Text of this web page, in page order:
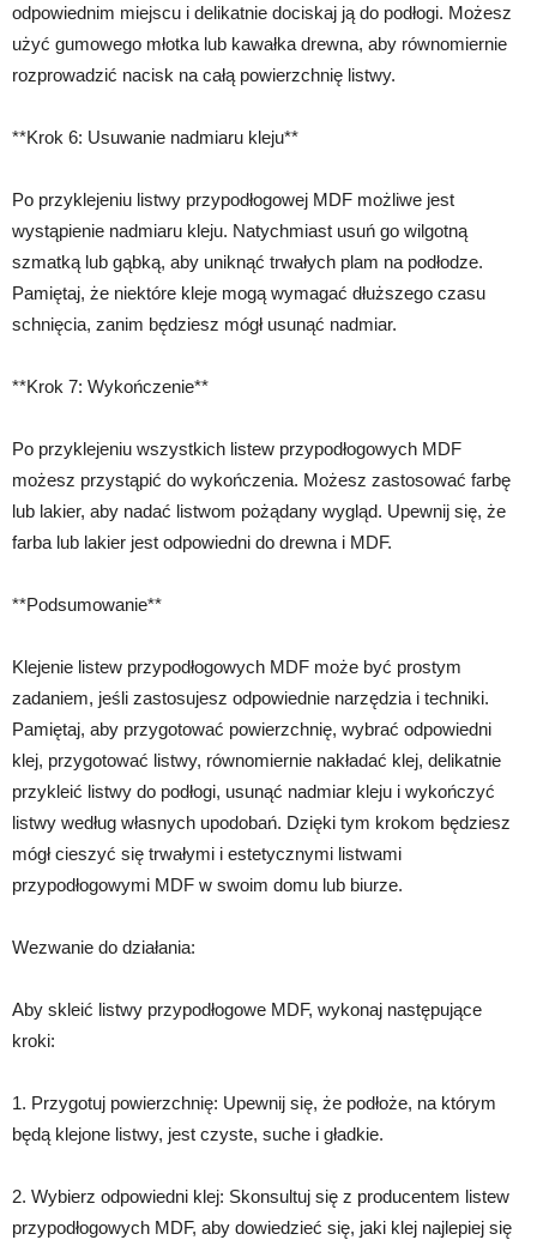
odpowiednim miejscu i delikatnie dociskaj ją do podłogi. Możesz
użyć gumowego młotka lub kawałka drewna, aby równomiernie
rozprowadzić nacisk na całą powierzchnię listwy.
**Krok 6: Usuwanie nadmiaru kleju**
Po przyklejeniu listwy przypodłogowej MDF możliwe jest
wystąpienie nadmiaru kleju. Natychmiast usuń go wilgotną
szmatką lub gąbką, aby uniknąć trwałych plam na podłodze.
Pamiętaj, że niektóre kleje mogą wymagać dłuższego czasu
schnięcia, zanim będziesz mógł usunąć nadmiar.
**Krok 7: Wykończenie**
Po przyklejeniu wszystkich listew przypodłogowych MDF
możesz przystąpić do wykończenia. Możesz zastosować farbę
lub lakier, aby nadać listwom pożądany wygląd. Upewnij się, że
farba lub lakier jest odpowiedni do drewna i MDF.
**Podsumowanie**
Klejenie listew przypodłogowych MDF może być prostym
zadaniem, jeśli zastosujesz odpowiednie narzędzia i techniki.
Pamiętaj, aby przygotować powierzchnię, wybrać odpowiedni
klej, przygotować listwy, równomiernie nakładać klej, delikatnie
przykleić listwy do podłogi, usunąć nadmiar kleju i wykończyć
listwy według własnych upodobań. Dzięki tym krokom będziesz
mógł cieszyć się trwałymi i estetycznymi listwami
przypodłogowymi MDF w swoim domu lub biurze.
Wezwanie do działania:
Aby skleić listwy przypodłogowe MDF, wykonaj następujące
kroki:
1. Przygotuj powierzchnię: Upewnij się, że podłoże, na którym
będą klejone listwy, jest czyste, suche i gładkie.
2. Wybierz odpowiedni klej: Skonsultuj się z producentem listew
przypodłogowych MDF, aby dowiedzieć się, jaki klej najlepiej się